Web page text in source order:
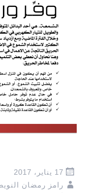
17 يناير، 2017
رامز رمضان